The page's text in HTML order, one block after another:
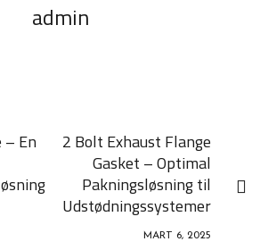
admin
– En
2 Bolt Exhaust Flange
Gasket – Optimal
Pakningsløsning til
Udstødningssystemer
MART 6, 2025